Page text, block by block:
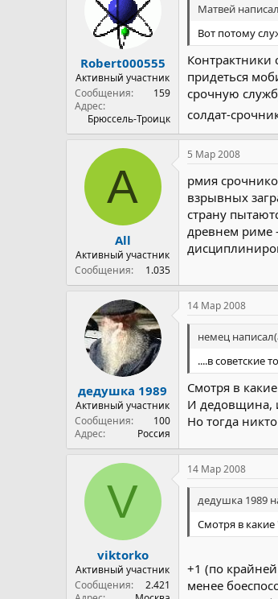
Robert000555
Активный участник
Сообщения
159
Адрес
Брюссель-Троицк
Матвей
Вот потому
Контрактники
придеться
срочную
солдат-
A
All
Активный участник
Сообщения
1.035
5 Мар 2008
рмия
взрывных
страну
древнем риме
дедушка 1989
Активный участник
Сообщения
100
Адрес
Россия
14 Мар 2008
немец
....в советские
Смотря в
И дедовщина,
Но тогда
V
viktorko
Активный участник
Сообщения
2.421
14 Мар 2008
дедушка 1989
Смотря в
+1 (по
менее